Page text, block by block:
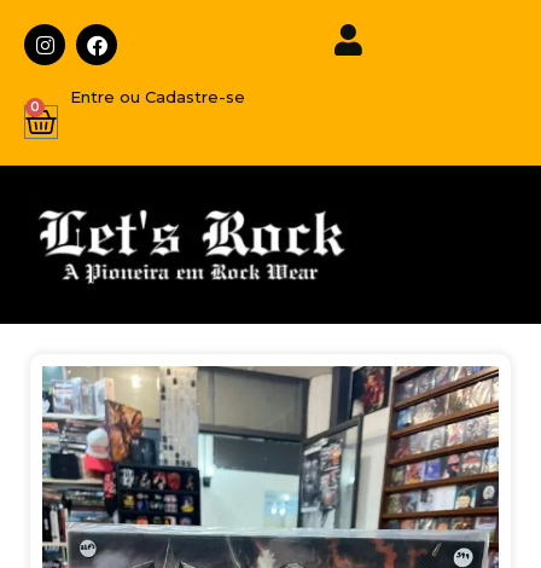
Entre ou Cadastre-se
0